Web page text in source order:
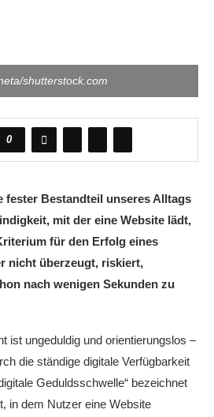
shutterstock.com
0
fester Bestandteil unseres Alltags
mit der eine Website lädt,
für den Erfolg eines
nicht überzeugt, riskiert,
nach wenigen Sekunden zu
ist ungeduldig und orientierungslos –
die ständige digitale Verfügbarkeit
Geduldsschwelle“ bezeichnet
in dem Nutzer eine Website